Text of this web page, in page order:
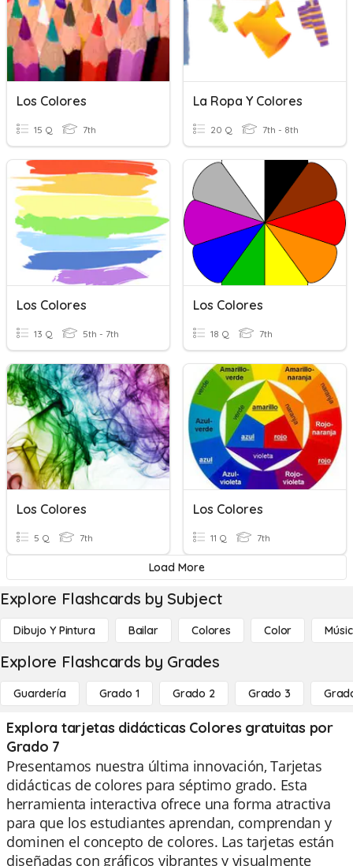
Los Colores
15 Q 7th
La Ropa Y Colores
20 Q 7th - 8th
Los Colores
13 Q 5th - 7th
Los Colores
18 Q 7th
Los Colores
5 Q 7th
Los Colores
11 Q 7th
Load More
Explore Flashcards by Subject
Dibujo Y Pintura Bailar Colores Color
Explore Flashcards by Grades
Guardería Grado 1 Grado 2 Grado 3
Explora tarjetas didácticas Colores gratuitas por
Grado 7
Presentamos nuestra última innovación, Tarjetas
didácticas de colores para séptimo grado. Esta
herramienta interactiva ofrece una forma atractiva
para que los estudiantes aprendan, comprendan y
dominen el concepto de colores. Las tarjetas están
diseñadas con gráficos vibrantes y visualmente